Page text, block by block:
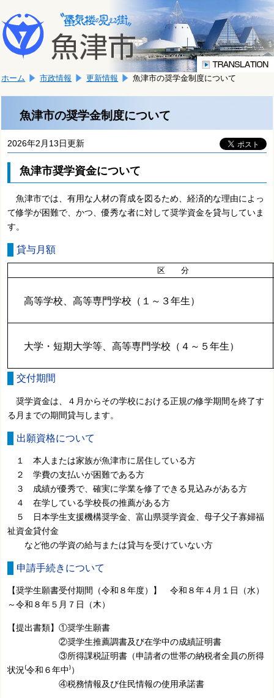
文
へ
移
ま
す。
こ
か
文
ホーム 市政情報 更新情報 魚津市の奨学金制度について
魚津市の奨学金制度について
2026年2月13日更新
魚津市奨学資金について
魚津市では、有用な人材の育成を図るため、経済的な理由によっ
て修学が困難で、かつ、優秀な者に対して奨学資金を貸与していま
す。
貸与月額
区 分
高等学校、高等専門学校（１～３年生）
大学・短期大学等、高等専門学校（４～５年生）
交付期間
奨学資金は、４月からその学校における正規の修学期間を終了す
る月までの期間貸与します。
出願資格について
１ 本人または家族が魚津市に居住している方
２ 学費の支払いが困難である方
３ 成績が優秀で、確実に学業を修了できる見込みがある方
４ 在学している学校長の推薦がある方
５ 日本学生支援機構奨学金、富山県奨学資金、母子父子寡婦福
祉資金貸付金
など他の学資の給与または貸与を受けていない方
申請手続きについて
【奨学生願書受付期間（令和８年度）】 令和８年４月１日（水）
～令和８年５月７日（木）
【提出書類】①奨学生願書
②奨学生推薦調書及び在学中の成績証明書
③所得課税証明書（申請者の世帯の納税者全員の所得
状況⁽令和６年中⁾）
④税務情報及び住民情報の使用承諾書